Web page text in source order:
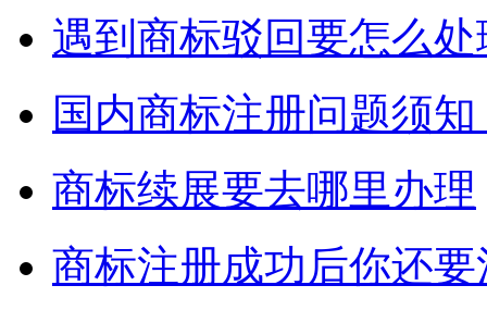
遇到商标驳回要怎么处
国内商标注册问题须
商标续展要去哪里办理
商标注册成功后你还